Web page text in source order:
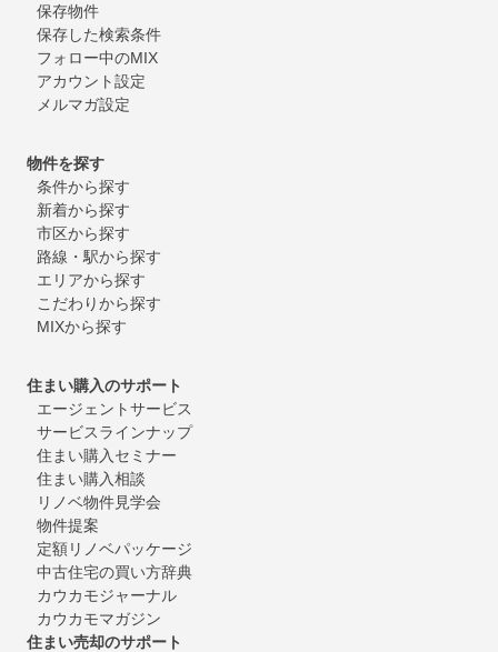
保存物件
保存した検索条件
フォロー中のMIX
アカウント設定
メルマガ設定
物件を探す
条件から探す
新着から探す
市区から探す
路線・駅から探す
エリアから探す
こだわりから探す
MIXから探す
住まい購入のサポート
エージェントサービス
サービスラインナップ
住まい購入セミナー
住まい購入相談
リノベ物件見学会
物件提案
定額リノベパッケージ
中古住宅の買い方辞典
カウカモジャーナル
カウカモマガジン
住まい売却のサポート